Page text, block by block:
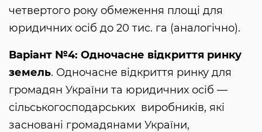
четвертого року обмеження площі для
юридичних осіб до 20 тис. га (аналогічно).
Варіант №4: Одночасне відкриття ринку
земель. Одночасне відкриття ринку для
громадян України та юридичних осіб —
сільськогосподарських виробників, які
засновані громадянами України,